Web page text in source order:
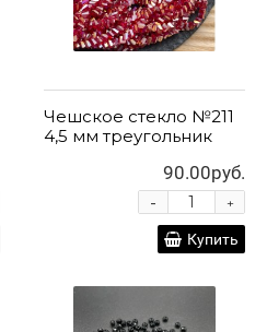
Чешское стекло №211
4,5 мм треугольник
90.00руб.
+
-
Купить